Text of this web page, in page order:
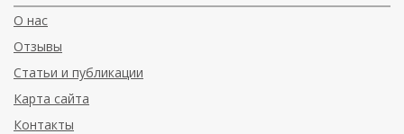
О нас
Отзывы
Статьи и публикации
Карта сайта
Контакты